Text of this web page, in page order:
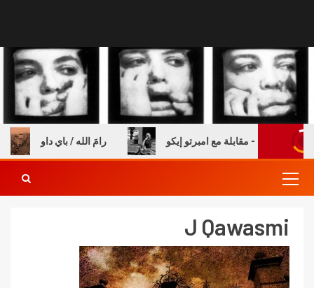
رامَ الله / باي داو والكتب – مقابلة مع امبرتو إيكو
J Qawasmi